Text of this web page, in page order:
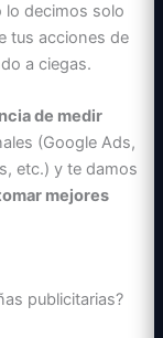
lo decimos solo
tus acciones de
a ciegas.
de medir
(Google Ads,
etc.) y te damos
mejores
publicitarias?